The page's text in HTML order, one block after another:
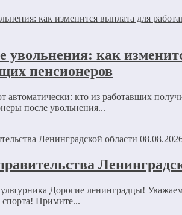
увольнения: как
пенсионеров
автоматически: кто из работавших
после увольнения...
Дорогие ленинградцы!
Примите...